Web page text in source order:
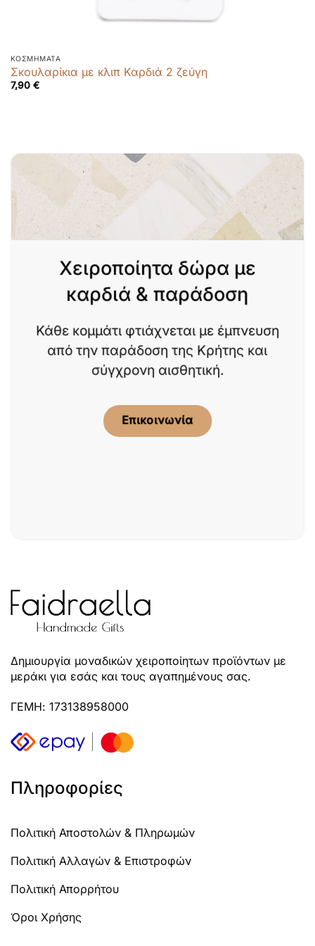
ΚΟΣΜΉΜΑΤΑ
Σκουλαρίκια με κλιπ Καρδιά 2 ζεύγη
7,90 €
Χειροποίητα δώρα με
καρδιά & παράδοση
Κάθε κομμάτι φτιάχνεται με έμπνευση
από την παράδοση της Κρήτης και
σύγχρονη αισθητική.
Επικοινωνία
Δημιουργία μοναδικών χειροποίητων προϊόντων με
μεράκι για εσάς και τους αγαπημένους σας.
ΓΕΜΗ: 173138958000
Πληροφορίες
Πολιτική Αποστολών & Πληρωμών
Πολιτική Αλλαγών & Επιστροφών
Πολιτική Απορρήτου
Όροι Χρήσης